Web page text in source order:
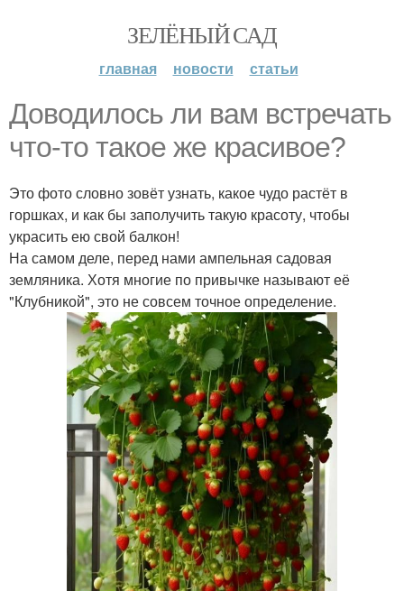
ЗЕЛЁНЫЙ САД
главная новости статьи
Доводилось ли вам встречать
что-то такое же красивое?
Это фото словно зовёт узнать, какое чудо растёт в
горшках, и как бы заполучить такую красоту, чтобы
украсить ею свой балкон!
На самом деле, перед нами ампельная садовая
земляника. Хотя многие по привычке называют её
"Клубникой", это не совсем точное определение.